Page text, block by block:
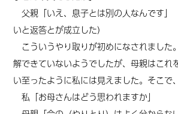
父親「いえ、息子とは別の人なんです」
いと返答とが成立した）
こういうやり取りが初めになされました
解できていないようでしたが、母親はこれ
い至ったように私には見えました。そこで、
私「お母さんはどう思われますか」